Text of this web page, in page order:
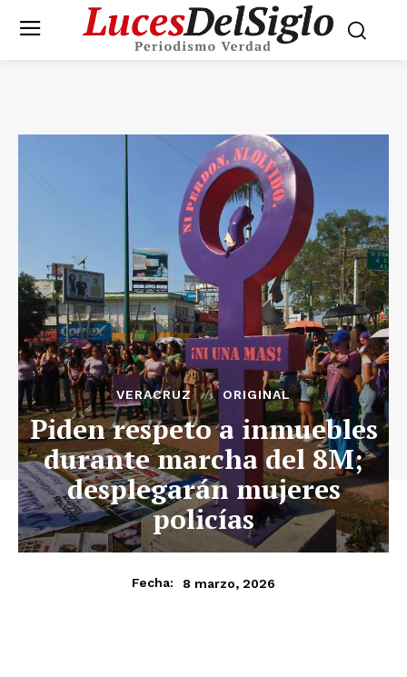
VERACRUZ ORIGINAL
Piden respeto a inmuebles
durante marcha del 8M;
desplegarán mujeres
policías
Fecha: 8 marzo, 2026